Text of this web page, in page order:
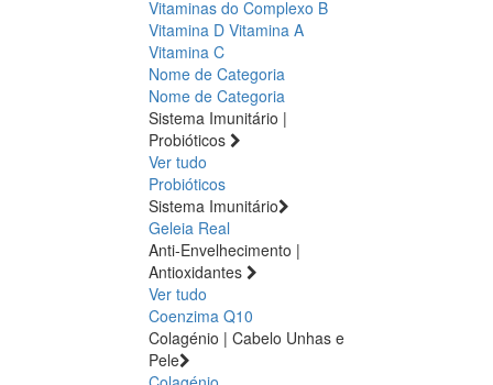
Vitaminas do Complexo B
Vitamina D Vitamina A
Vitamina C
Nome de Categoria
Nome de Categoria
Sistema Imunitário |
Probióticos
Ver tudo
Probióticos
Sistema Imunitário
Geleia Real
Anti-Envelhecimento |
Antioxidantes
Ver tudo
Coenzima Q10
Colagénio | Cabelo Unhas e
Pele